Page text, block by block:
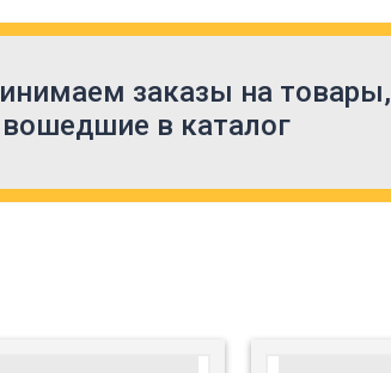
заказы на товары,
вошедшие в каталог